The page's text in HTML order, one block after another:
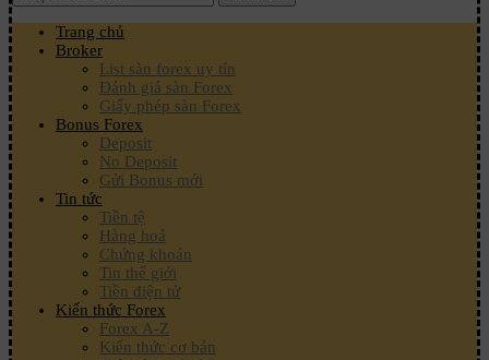
Trang chủ
Broker
List sàn forex uy tín
Đánh giá sàn Forex
Giấy phép sàn Forex
Bonus Forex
Deposit
No Deposit
Gửi Bonus mới
Tin tức
Tiền tệ
Hàng hoá
Chứng khoán
Tin thế giới
Tiền điện tử
Kiến thức Forex
Forex A-Z
Kiến thức cơ bản